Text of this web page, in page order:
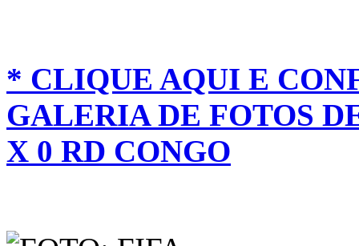
* CLIQUE AQUI E
GALERIA DE FOTOS
X 0 RD CONGO